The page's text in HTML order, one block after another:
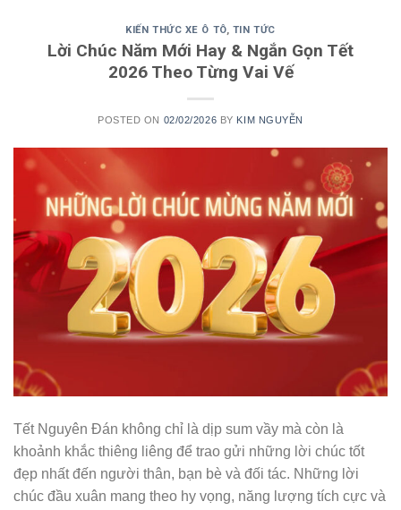
KIẾN THỨC XE Ô TÔ, TIN TỨC
Lời Chúc Năm Mới Hay & Ngắn Gọn Tết
2026 Theo Từng Vai Vế
POSTED ON 02/02/2026 BY KIM NGUYỄN
Tết Nguyên Đán không chỉ là dịp sum vầy mà còn là
khoảnh khắc thiêng liêng để trao gửi những lời chúc tốt
đẹp nhất đến người thân, bạn bè và đối tác. Những lời
chúc đầu xuân mang theo hy vọng, năng lượng tích cực và